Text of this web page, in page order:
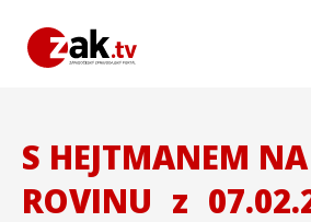
S HEJTMANEM NA
ROVINU z